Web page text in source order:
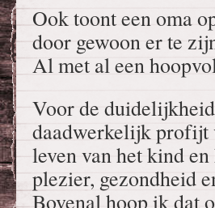
Ook toont een oma
door gewoon er te
Al met al een
Voor de
daadwerkelijk profijt
leven van het kind
plezier, gezondheid
Bovenal hoop ik dat